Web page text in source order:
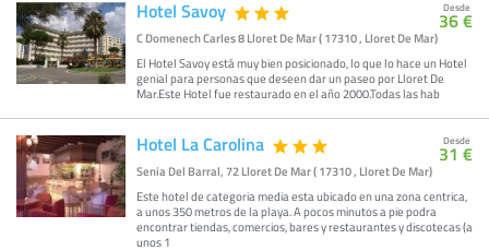
Hotel Savoy
C Domenech Carles 8 Lloret De Mar ( 17310 , Lloret De Mar)
El Hotel Savoy está muy bien posicionado, lo que lo hace un Hotel
genial para personas que deseen dar un paseo por Lloret De
Mar.Este Hotel fue restaurado en el año 2000.Todas las hab
Desde
36 €
Hotel La Carolina
Senia Del Barral, 72 Lloret De Mar ( 17310 , Lloret De Mar)
Este hotel de categoria media esta ubicado en una zona centrica,
a unos 350 metros de la playa. A pocos minutos a pie podra
encontrar tiendas, comercios, bares y restaurantes y discotecas (a
unos 1
Desde
31 €